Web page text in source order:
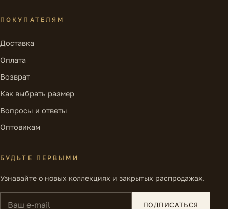
ПОКУПАТЕЛЯМ
Доставка
Оплата
Возврат
Как выбрать размер
Вопросы и ответы
Оптовикам
БУДЬТЕ ПЕРВЫМИ
Узнавайте о новых коллекциях и закрытых распродажах.
ПОДПИСАТЬСЯ